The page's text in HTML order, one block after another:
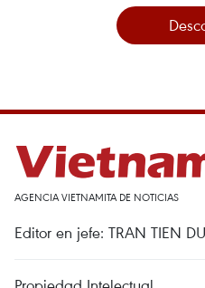
AGENCIA VIETNAMITA DE NOTICIAS
Editor en jefe: TRAN TIEN